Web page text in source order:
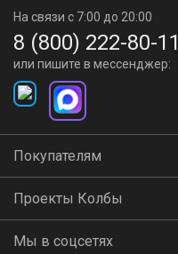
На связи с 7:00 до 20:00
8 (800) 222-80-11
или пишите в мессенджер:
Покупателям
Проекты Колбы
Мы в соцсетях